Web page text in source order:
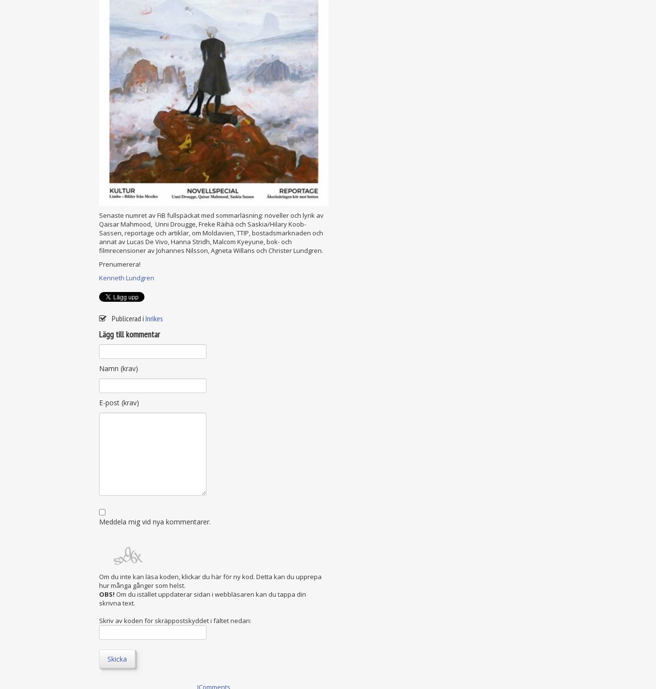
Senaste numret av FiB fullspäckat med sommarläsning: noveller och lyrik av
Qaisar Mahmood, Unni Drougge, Freke Räihä och Saskia/Hilary Koob-
Sassen, reportage och artiklar, om Moldavien, TTIP, bostadsmarknaden och
annat av Lucas De Vivo, Hanna Stridh, Malcom Kyeyune, bok- och
filmrecensioner av Johannes Nilsson, Agneta Willans och Christer Lundgren.
Prenumerera!
Kenneth Lundgren
Publicerad i Inrikes
Lägg till kommentar
Namn (krav)
E-post (krav)
Meddela mig vid nya kommentarer.
Om du inte kan läsa koden, klickar du här för ny kod. Detta kan du upprepa
hur många gånger som helst.
OBS! Om du istället uppdaterar sidan i webbläsaren kan du tappa din
skrivna text.
Skriv av koden för skräppostskyddet i fältet nedan:
Skicka